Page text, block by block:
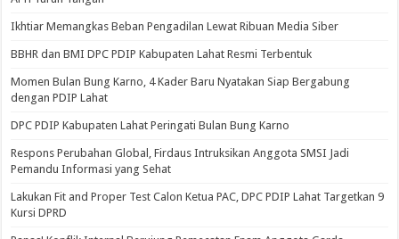
Ikhtiar Memangkas Beban Pengadilan Lewat Ribuan Media Siber
BBHR dan BMI DPC PDIP Kabupaten Lahat Resmi Terbentuk
Momen Bulan Bung Karno, 4 Kader Baru Nyatakan Siap Bergabung
dengan PDIP Lahat
DPC PDIP Kabupaten Lahat Peringati Bulan Bung Karno
Respons Perubahan Global, Firdaus Intruksikan Anggota SMSI Jadi
Pemandu Informasi yang Sehat
Lakukan Fit and Proper Test Calon Ketua PAC, DPC PDIP Lahat Targetkan 9
Kursi DPRD